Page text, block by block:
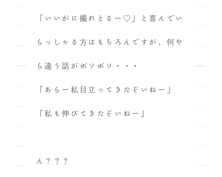
「いいがに撮れとるー♡」と喜んでい
らっしゃる方はもちろんですが、何や
ら違う話がボソボソ・・・
「あらー私目立ってきたぞいねー」
「私も伸びてきたぞいねー」
ん？？？